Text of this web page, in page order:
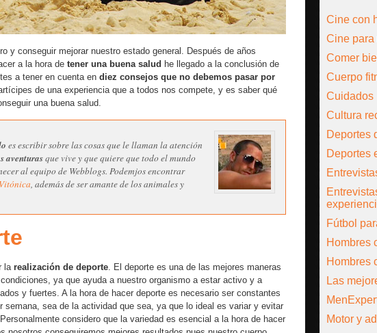
y conseguir mejorar nuestro estado general. Después de años
a la hora de tener una buena salud he llegado a la conclusión de
a tener en cuenta en diez consejos que no debemos pasar por
de una experiencia que a todos nos compete, y es saber qué
una buena salud.
es escribir sobre las cosas que le llaman la atención
aventurasque vive y que quiere que todo el mundo
al equipo de Webblogs. Podemjos encontrar
Vitónica, además de ser amante de los animales y
la realización de deporte. El deporte es una de las mejores maneras
ya que ayuda a nuestro organismo a estar activo y a
y fuertes. A la hora de hacer deporte es necesario ser constantes
semana, sea de la actividad que sea, ya que lo ideal es variar y evitar
considero que la variedad es esencial a la hora de hacer
Cine con
Cine para
Comer
Cuerpo
Cuidados
Cultura
Deportes
Deportes
Fútbol
Hombres
Hombres
Las
Motor y